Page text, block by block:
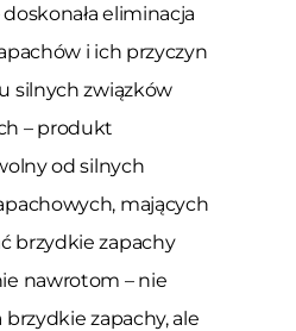
eliminacja
i ich przyczyn
silnych związków
– produkt
od silnych
mających
brzydkie zapachy
nawrotom – nie
zapachy, ale